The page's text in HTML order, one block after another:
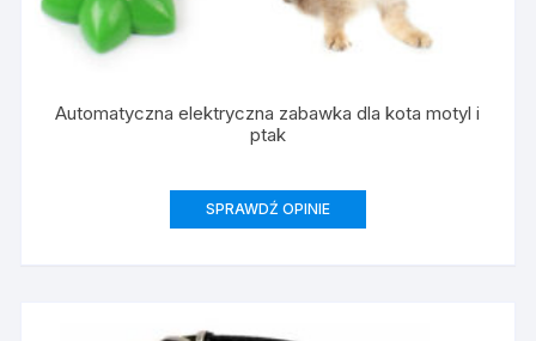
Automatyczna elektryczna zabawka dla kota motyl i
ptak
SPRAWDŹ OPINIE